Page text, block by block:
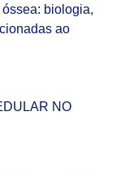
biologia,
ao
NO